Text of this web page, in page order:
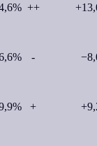
++
-
+